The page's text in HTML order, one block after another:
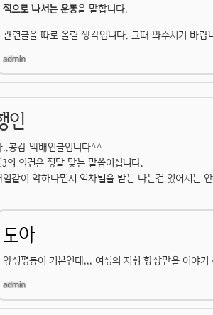
적으로 나서는 운동을 말합니다.
관련글을 따로 올릴 생각입니다. 그때 봐주시기 바랍
인
..공감 백배인글입니다^^
3의 의견은 정말 맞는 말씀이십니다.
일같이 약하다면서 역차별을 받는 다는건 있어서는
도아
양성평등이 기본인데,,, 여성의 지휘 향상만을 이야